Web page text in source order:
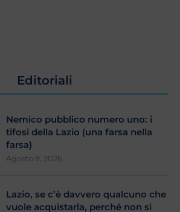
Editoriali
Nemico pubblico numero uno: i
tifosi della Lazio (una farsa nella
farsa)
Agosto 9, 2026
Lazio, se c’è davvero qualcuno che
vuole acquistarla, perché non si